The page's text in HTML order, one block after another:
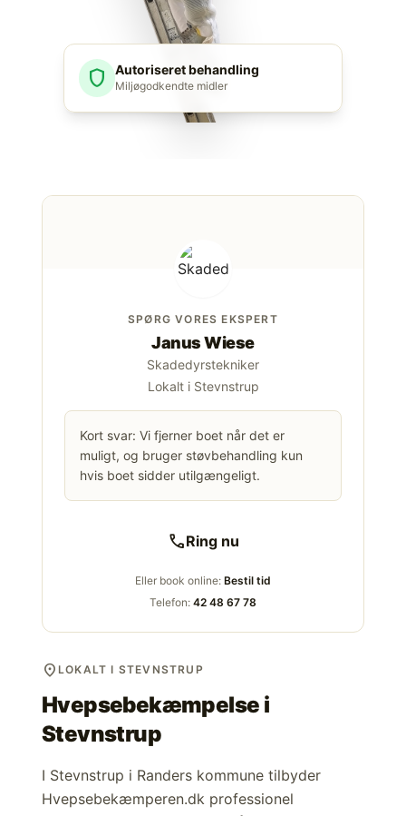
shield Autoriseret behandling
Miljøgodkendte midler
SPØRG VORES EKSPERT
Janus Wiese
Skadedyrstekniker
Lokalt i Stevnstrup
Kort svar: Vi fjerner boet når det er
muligt, og bruger støvbehandling kun
hvis boet sidder utilgængeligt.
callRing nu
Eller book online: Bestil tid
Telefon: 42 48 67 78
location_on LOKALT I STEVNSTRUP
Hvepsebekæmpelse i
Stevnstrup
I Stevnstrup i Randers kommune tilbyder
Hvepsebekæmperen.dk professionel